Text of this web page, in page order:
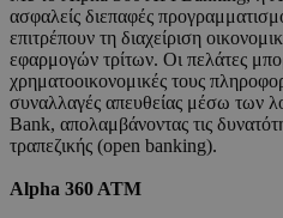
ασφαλείς διεπαφές
επιτρέπουν τη διαχείριση
εφαρμογών τρίτων. Οι πελάτες
χρηματοοικονομικές τους
συναλλαγές απευθείας μέσω των
Bank, απολαμβάνοντας τις
τραπεζικής (open banking).
Alpha 360 ATM